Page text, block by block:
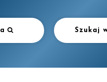
Szukaj